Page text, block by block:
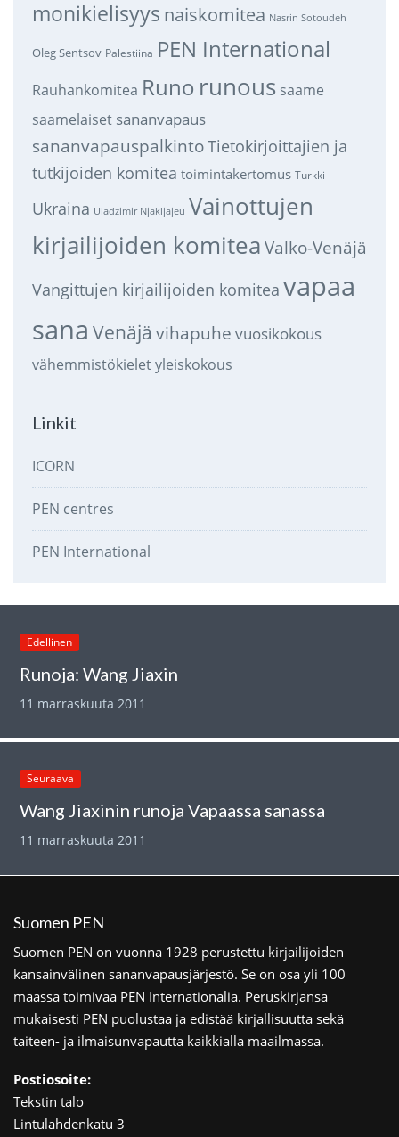
monikielisyys naiskomitea Nasrin Sotoudeh
Oleg Sentsov Palestiina PEN International
Rauhankomitea Runo runous saame
saamelaiset sananvapaus
sananvapauspalkintoTietokirjoittajien ja
tutkijoiden komitea toimintakertomus Turkki
Ukraina Uladzimir Njakljajeu Vainottujen
kirjailijoiden komitea Valko-Venäjä
Vangittujen kirjailijoiden komitea vapaa
sana Venäjä vihapuhe vuosikokous
vähemmistökieletyleiskokous
Linkit
ICORN
PEN centres
PEN International
Edellinen
Runoja: Wang Jiaxin
11 marraskuuta 2011
Seuraava
Wang Jiaxinin runoja Vapaassa sanassa
11 marraskuuta 2011
Suomen PEN
Suomen PEN on vuonna 1928 perustettu kirjailijoiden
kansainvälinen sananvapausjärjestö. Se on osa yli 100
maassa toimivaa PEN Internationalia. Peruskirjansa
mukaisesti PEN puolustaa ja edistää kirjallisuutta sekä
taiteen- ja ilmaisunvapautta kaikkialla maailmassa.
Postiosoite:
Tekstin talo
Lintulahdenkatu 3